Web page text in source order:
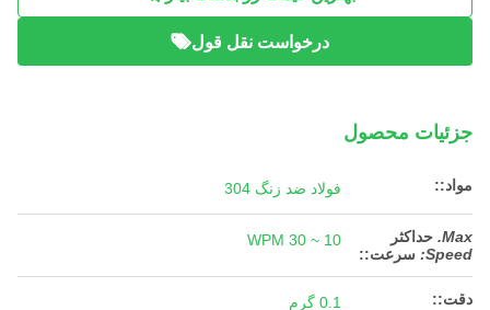
درخواست نقل قول
جزئیات محصول
مواد:: فولاد ضد زنگ 304
Max. حداکثر
Speed:
سرعت::
10 ~ 30 WPM
دقت:: 0.1 گرم